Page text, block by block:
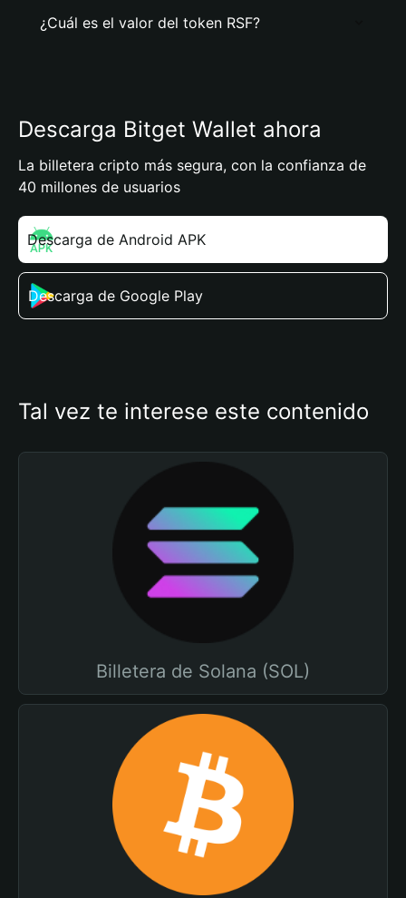
¿Cuál es el valor del token RSF?
Descarga Bitget Wallet ahora
La billetera cripto más segura, con la confianza de
40 millones de usuarios
Descarga de Android APK
Descarga de Google Play
Tal vez te interese este contenido
Billetera de Solana (SOL)